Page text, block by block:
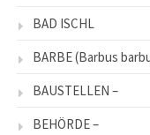
BAD ISCHL
BARBE (Barbus
BAUSTELLEN –
BEHÖRDE –